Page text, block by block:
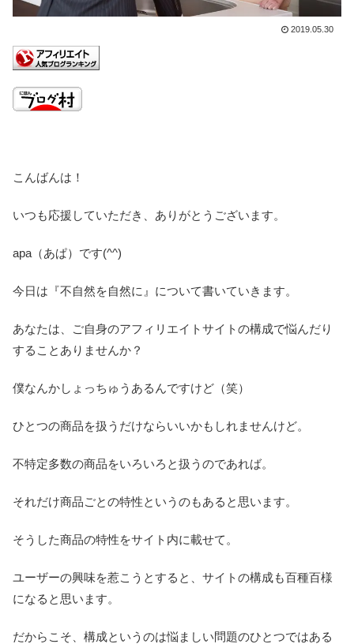
2019.05.30
こんばんは！
いつも応援していただき、ありがとうございます。
apa（あぱ）です(^^)
今日は『不自然を自然に』について書いていきます。
あなたは、ご自身のアフィリエイトサイトの構成で悩んだり
することありませんか？
僕なんかしょっちゅうあるんですけど（笑）
ひとつの商品を扱うだけならいいかもしれませんけど。
不特定多数の商品をいろいろと扱うのであれば。
それだけ商品ごとの特性というのもあると思います。
そうした商品の特性をサイト内に載せて。
ユーザーの興味を惹こうとすると、サイトの構成も百種百様
になると思います。
だからこそ、構成というのは悩ましい問題のひとつではある